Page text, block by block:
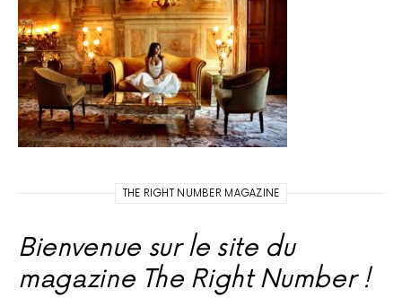
THE RIGHT NUMBER MAGAZINE
Bienvenue sur le site du
magazine The Right Number !